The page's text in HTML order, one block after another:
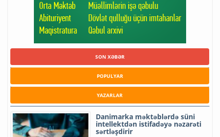
SON XƏBƏR
POPULYAR
YAZARLAR
Danimarka məktəblərdə süni
intellektdən istifadəyə nəzarəti
sərtləşdirir